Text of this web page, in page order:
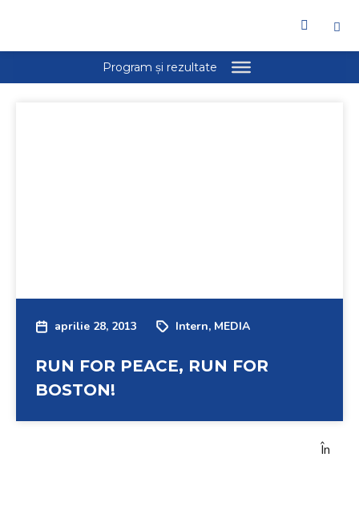
aprilie 28, 2013 Intern, MEDIA
RUN FOR PEACE, RUN FOR
BOSTON!
În